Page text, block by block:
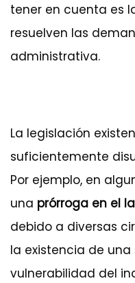
tener en cuenta es
resuelven las
administrativa.
La legislación
suficientemente
Por ejemplo, en
una prórroga en el
debido a diversas
la existencia de
vulnerabilidad del